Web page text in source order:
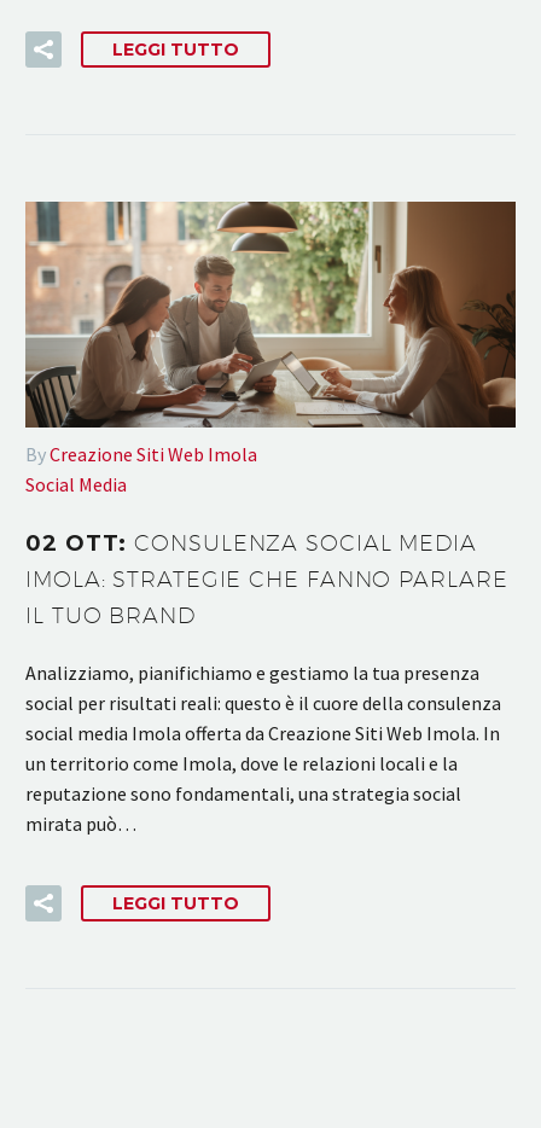
LEGGI TUTTO
ByCreazione Siti Web Imola
Social Media
02 OTT:CONSULENZA SOCIAL MEDIA
IMOLA: STRATEGIE CHE FANNO PARLARE
IL TUO BRAND
Analizziamo, pianifichiamo e gestiamo la tua presenza
social per risultati reali: questo è il cuore della consulenza
social media Imola offerta da Creazione Siti Web Imola. In
un territorio come Imola, dove le relazioni locali e la
reputazione sono fondamentali, una strategia social
mirata può…
LEGGI TUTTO